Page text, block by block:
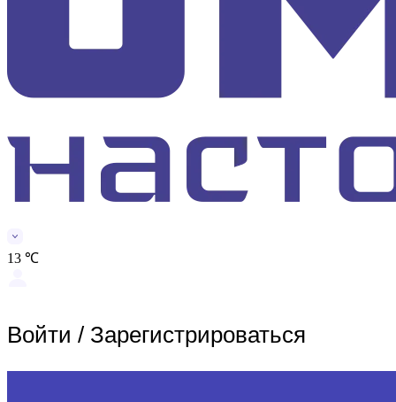
13 ℃
Войти / Зарегистрироваться